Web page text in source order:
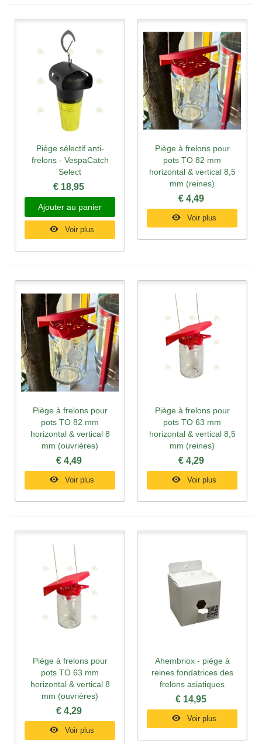
Piège sélectif anti-
frelons - VespaCatch
Select
€ 18,95
Ajouter au panier
Voir plus
Piège à frelons pour
pots TO 82 mm
horizontal & vertical 8,5
mm (reines)
€ 4,49
Voir plus
Piège à frelons pour
pots TO 82 mm
horizontal & vertical 8
mm (ouvrières)
€ 4,49
Voir plus
Piège à frelons pour
pots TO 63 mm
horizontal & vertical 8,5
mm (reines)
€ 4,29
Voir plus
Piège à frelons pour
pots TO 63 mm
horizontal & vertical 8
mm (ouvrières)
€ 4,29
Voir plus
Ahembriox - piège à
reines fondatrices des
frelons asiatiques
€ 14,95
Voir plus